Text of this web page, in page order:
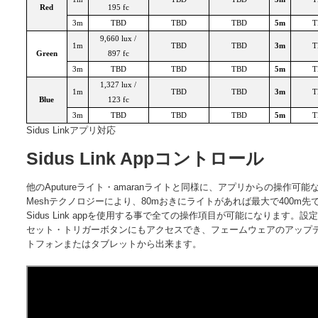
Red
195 fc
3m TBD TBD TBD 5m
Green
1m
9,660 lux /
897 fc
TBD TBD 3m
3m TBD TBD TBD 5m
Blue
1m
1,327 lux /
123 fc
TBD TBD 3m
3m TBD TBD TBD 5m
Sidus Linkアプリ対応
Sidus Link Appコントロール
他のAputureライト・amaranライトと同様に、アプリからの操作可能
Meshテクノロジーにより、80mおきにライトがあれば最大で400m先
Sidus Link appを使用する事で全ての操作項目が可能になります。設
セット・トリガーボタンにもアクセスでき、フェームウェアのアップ
トフォンまたはタブレットから出来ます。